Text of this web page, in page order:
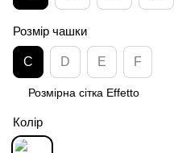
Розмір чашки
C D E F
Розмірна сітка Effetto
Колір